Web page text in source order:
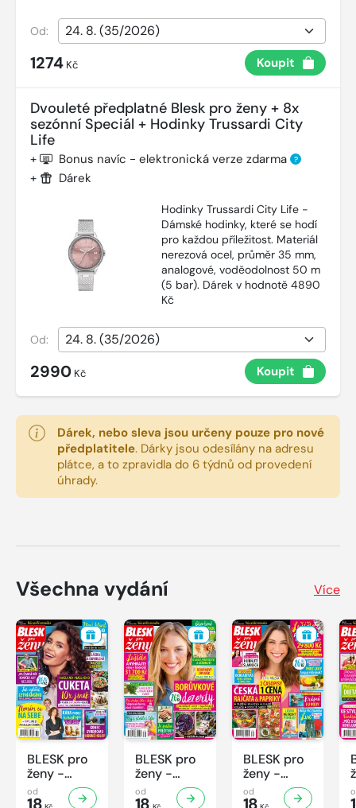
Od:
1274 Kč Koupit
Dvouleté předplatné Blesk pro ženy + 8x
sezónní Speciál + Hodinky Trussardi City
Life
+ Bonus navíc - elektronická verze zdarma ?
+ Dárek
Hodinky Trussardi City Life -
Dámské hodinky, které se hodí
pro každou příležitost. Materiál
nerezová ocel, průměr 35 mm,
analogové, voděodolnost 50 m
(5 bar). Dárek v hodnotě 4890
Kč
Od:
2990 Kč Koupit
Dárek, nebo sleva jsou určeny pouze pro nové
předplatitele. Dárky jsou odesílány na adresu
plátce, a to zpravidla do 6 týdnů od provedení
úhrady.
Všechna vydání Více
BLESK pro
ženy -
32/2026
od
BLESK pro
ženy -
31/2026
od
BLESK pro
ženy -
30/2026
od